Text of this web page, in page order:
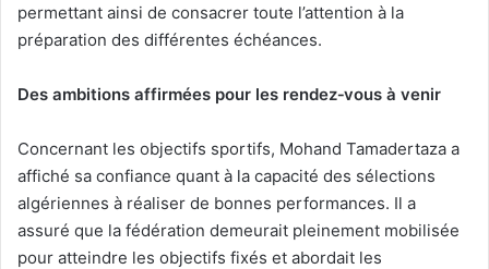
permettant ainsi de consacrer toute l’attention à la
préparation des différentes échéances.
Des ambitions affirmées pour les rendez‑vous à venir
Concernant les objectifs sportifs, Mohand Tamadertaza a
affiché sa confiance quant à la capacité des sélections
algériennes à réaliser de bonnes performances. Il a
assuré que la fédération demeurait pleinement mobilisée
pour atteindre les objectifs fixés et abordait les